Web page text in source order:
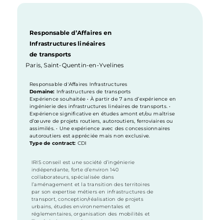
Responsable d’Affaires en
Infrastructures linéaires
de transports
Paris,Saint-Quentin-en-Yvelines
Responsable d'Affaires Infrastructures
Domaine: Infrastructures de transports
Expérience souhaitée • À partir de 7 ans d’expérience en
ingénierie des infrastructures linéaires de transports. •
Expérience significative en études amont et/ou maîtrise
d’œuvre de projets routiers, autoroutiers, ferroviaires ou
assimilés. • Une expérience avec des concessionnaires
autoroutiers est appréciée mais non exclusive.
Type de contract: CDI
IRIS conseil est une société d’ingénierie
indépendante, forte d’environ 140
collaborateurs, spécialisée dans
l’aménagement et la transition des territoires
par son expertise métiers en infrastructures de
transport, conception/réalisation de projets
urbains, études environnementales et
réglementaires, organisation des mobilités et